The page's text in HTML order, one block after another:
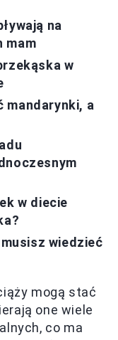
na
mam
w
mandarynki, a
w diecie
wiedzieć
mogą stać
one wiele
co ma